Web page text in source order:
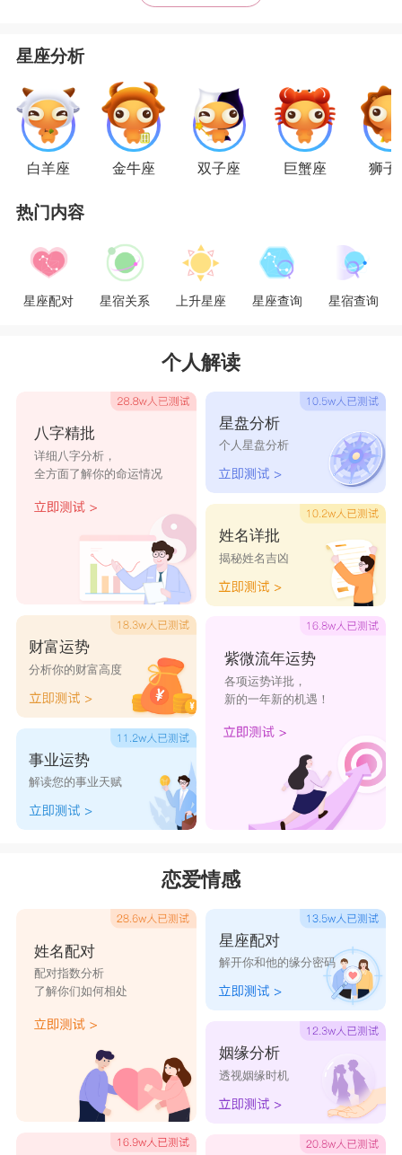
家居型，而射手则属户外型。巨蟹敏感，射手神经
大条。蟹子闷，射手放，看起来似乎各司其所或互
补，但实际上是很难搭调的组合。射手需要自由自
在的空间，而巨蟹需要令人舒适的家庭，两者之
星座乐原创文章，转载需注明出处
星座分析
白羊座 金牛座 双子座 巨蟹座 狮子
热门内容
星座配对 星宿关系 上升星座 星座查询 星宿查询
个人解读
八字精批
详细八字分析，
全方面了解你的命运情况
财富运势
分析你的财富高度
事业运势
解读您的事业天赋
星盘分析
个人星盘分析
姓名详批
揭秘姓名吉凶
紫微流年运势
各项运势详批，
新的一年新的机遇！
恋爱情感
姓名配对
配对指数分析
了解你们如何相处
星座配对
解开你和他的缘分密码
姻缘分析
透视姻缘时机